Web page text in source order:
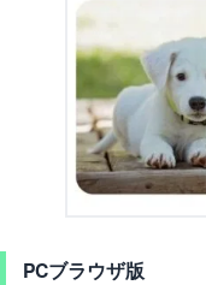
PCブラウザ版